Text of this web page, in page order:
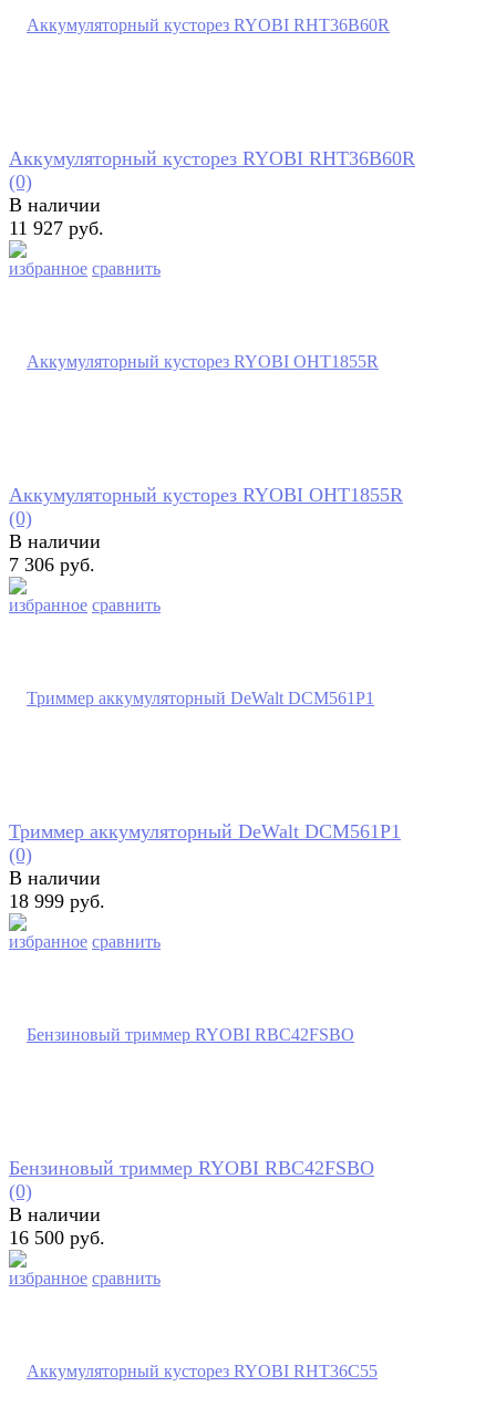
избранное сравнить
Аккумуляторный кусторез RYOBI RHT36B60R
(0)
В наличии
11 927 руб.
избранное сравнить
Аккумуляторный кусторез RYOBI OHT1855R
(0)
В наличии
7 306 руб.
избранное сравнить
Триммер аккумуляторный DeWalt DCM561P1
(0)
В наличии
18 999 руб.
избранное сравнить
Бензиновый триммер RYOBI RBC42FSBO
(0)
В наличии
16 500 руб.